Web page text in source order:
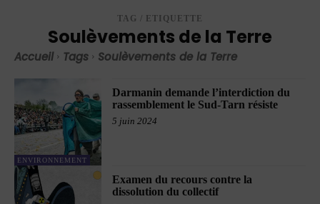
TAG / ETIQUETTE
Soulèvements de la Terre
Accueil Tags Soulèvements de la Terre
ENVIRONNEMENT
Darmanin demande l’interdiction du
rassemblement le Sud-Tarn résiste
5 juin 2024
Examen du recours contre la
dissolution du collectif